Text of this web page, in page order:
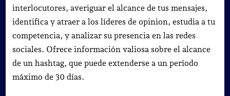
interlocutores, averiguar el alcance de tus mensajes,
identifica y atraer a los líderes de opinion, estudia a tu
competencia, y analizar su presencia en las redes
sociales. Ofrece información valiosa sobre el alcance
de un hashtag, que puede extenderse a un período
máximo de 30 días.